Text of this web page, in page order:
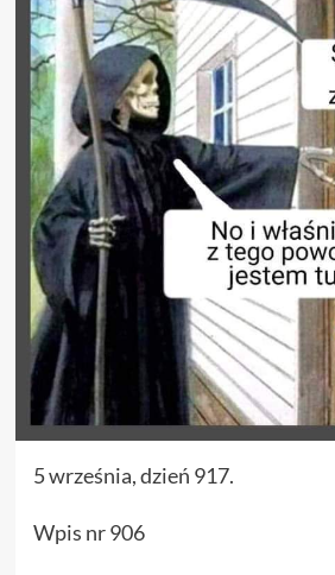
5 września, dzień 917.
Wpis nr 906